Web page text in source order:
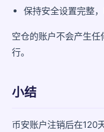
保持安全设置完整
空仓的账户不会产生
行。
小结
币安账户注销后在120